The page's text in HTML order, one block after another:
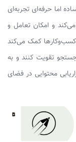
اما حرفه‌ای تجربه‌ای
می‌کند و امکان تعامل و
کسب‌وکارها کمک می‌کند
جستجو تقویت کنند و به
محتوایی در فضای